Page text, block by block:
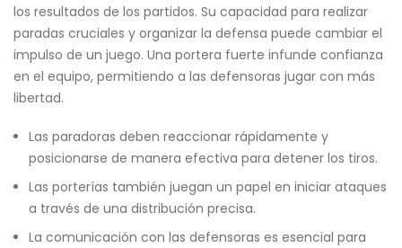
los resultados de los partidos. Su capacidad para realizar
paradas cruciales y organizar la defensa puede cambiar el
impulso de un juego. Una portera fuerte infunde confianza
en el equipo, permitiendo a las defensoras jugar con más
libertad.
Las paradoras deben reaccionar rápidamente y
posicionarse de manera efectiva para detener los tiros.
Las porterías también juegan un papel en iniciar ataques
a través de una distribución precisa.
La comunicación con las defensoras es esencial para